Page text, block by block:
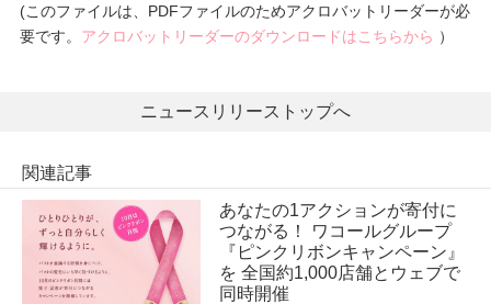
(このファイルは、PDFファイルのためアクロバットリーダーが必
要です。 アクロバットリーダーのダウンロードはこちらから ）
ニュースリリーストップへ
関連記事
あなたの1アクションが寄付に
つながる！ ワコールグループ
『ピンクリボンキャンペーン』
を 全国約1,000店舗とウェブで
同時開催